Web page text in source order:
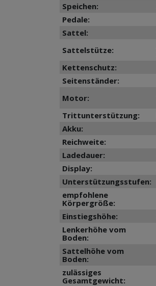
Speichen:
Pedale:
Sattel:
Sattelstütze:
Kettenschutz:
Seitenständer:
Motor:
Trittunterstützung:
Akku:
Reichweite:
Ladedauer:
Display:
Unterstützungsstufen:
empfohlene
Körpergröße:
Einstiegshöhe:
Lenkerhöhe vom
Boden:
Sattelhöhe vom
Boden:
zulässiges
Gesamtgewicht: